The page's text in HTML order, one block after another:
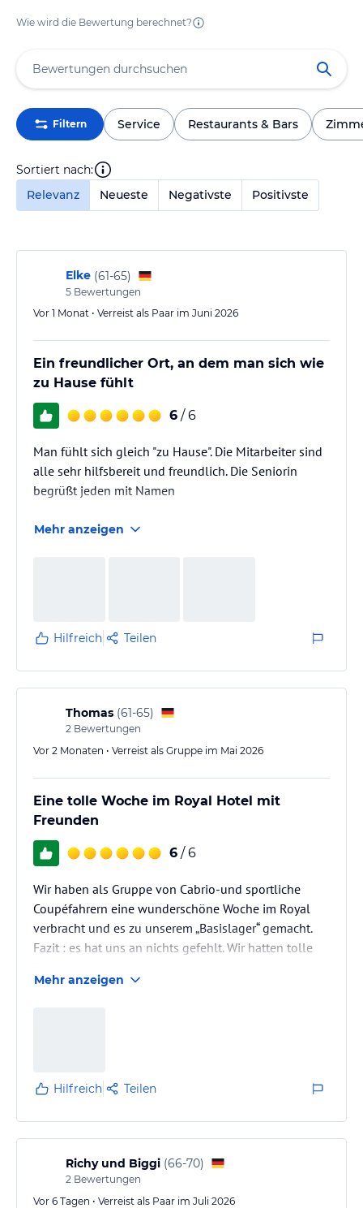
Wie wird die Bewertung berechnet?
Filtern Service Restaurants & Bars
Sortiert nach:
Relevanz
Neueste Negativste Positivste
Elke (61-65)
5 Bewertungen
Vor 1 Monat • Verreist als Paar im Juni 2026
Ein freundlicher Ort, an dem man sich wie
zu Hause fühlt
6 / 6
Man fühlt sich gleich "zu Hause". Die Mitarbeiter sind
alle sehr hilfsbereit und freundlich. Die Seniorin
begrüßt jeden mit Namen
Mehr anzeigen
Hilfreich Teilen
Thomas (61-65)
2 Bewertungen
Vor 2 Monaten • Verreist als Gruppe im Mai 2026
Eine tolle Woche im Royal Hotel mit
Freunden
6 / 6
Wir haben als Gruppe von Cabrio-und sportliche
Coupéfahrern eine wunderschöne Woche im Royal
verbracht und es zu unserem „Basislager“ gemacht.
Fazit : es hat uns an nichts gefehlt. Wir hatten tolle
Frühstücksbuffet und mehrgängigen Essen am
mal-beim-Stammtische-gesehen“…
Mehr anzeigen
Hilfreich Teilen
Richy und Biggi (66-70)
2 Bewertungen
Vor 6 Tagen • Verreist als Paar im Juli 2026